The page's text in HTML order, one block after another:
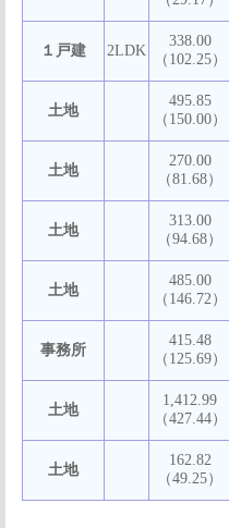
１戸建 2LDK
338.00
（102.25）
土地
495.85
（150.00）
土地
270.00
（81.68）
土地
313.00
（94.68）
土地
485.00
（146.72）
事務所
415.48
（125.69）
土地
1,412.99
（427.44）
土地
162.82
（49.25）